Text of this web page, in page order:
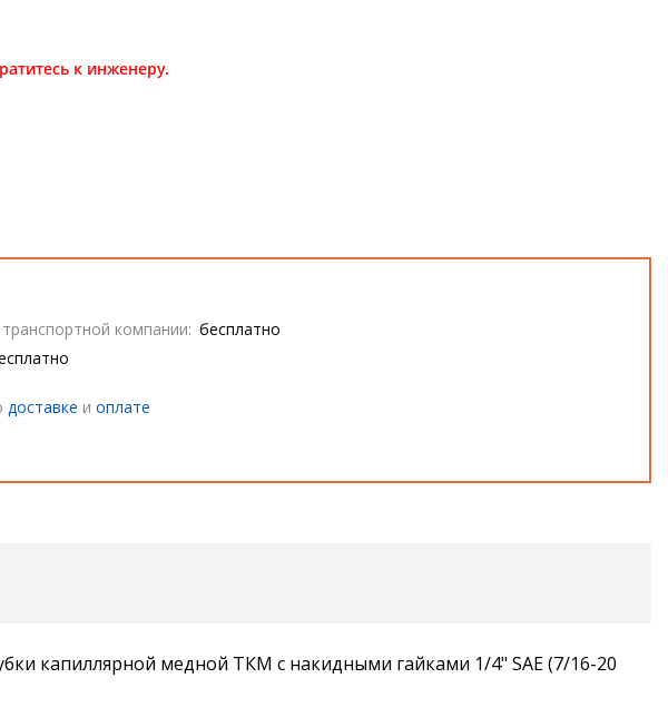
к инженеру.
компании: бесплатно
доставке и оплате
капиллярной медной ТКМ с накидными гайками 1/4" SAE (7/16-20